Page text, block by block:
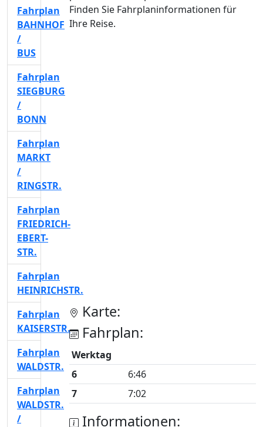
Finden Sie Fahrplaninformationen für
Ihre Reise.
Karte:
Fahrplan:
Werktag
6
6:46
7
7:02
Informationen:
Fahrplan
BAHNHOF
/
BUS
Fahrplan
SIEGBURG
/
BONN
Fahrplan
MARKT
/
RINGSTR.
Fahrplan
FRIEDRICH-
EBERT-
STR.
Fahrplan
HEINRICHSTR.
Fahrplan
KAISERSTR.
Fahrplan
WALDSTR.
Fahrplan
WALDSTR.
/